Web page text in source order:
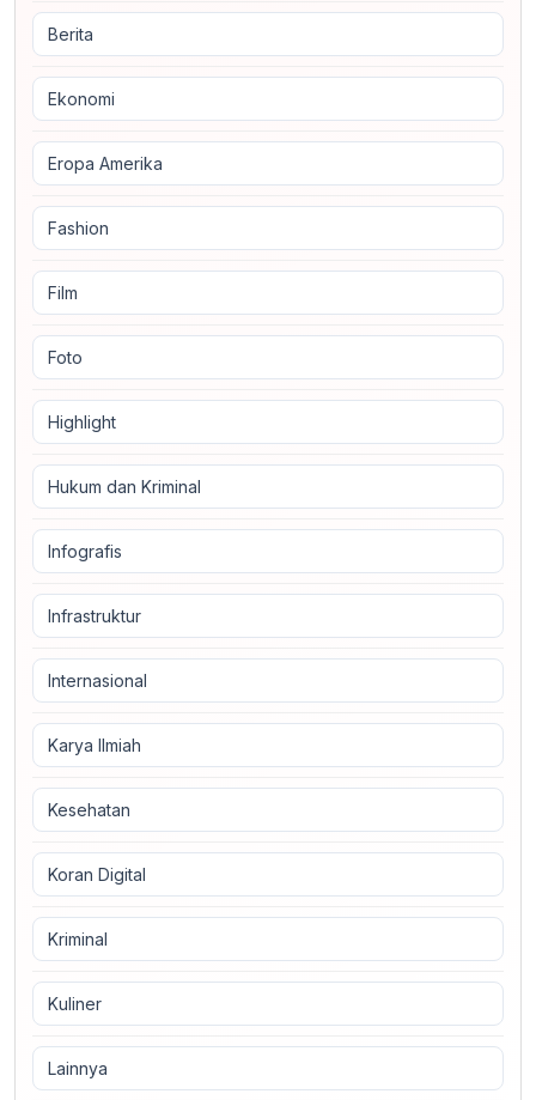
Berita
Ekonomi
Eropa Amerika
Fashion
Film
Foto
Highlight
Hukum dan Kriminal
Infografis
Infrastruktur
Internasional
Karya Ilmiah
Kesehatan
Koran Digital
Kriminal
Kuliner
Lainnya